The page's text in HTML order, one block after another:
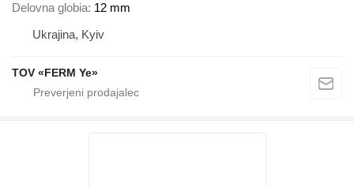
Delovna globia 12 mm
Ukrajina, Kyiv
TOV «FERM Ye»